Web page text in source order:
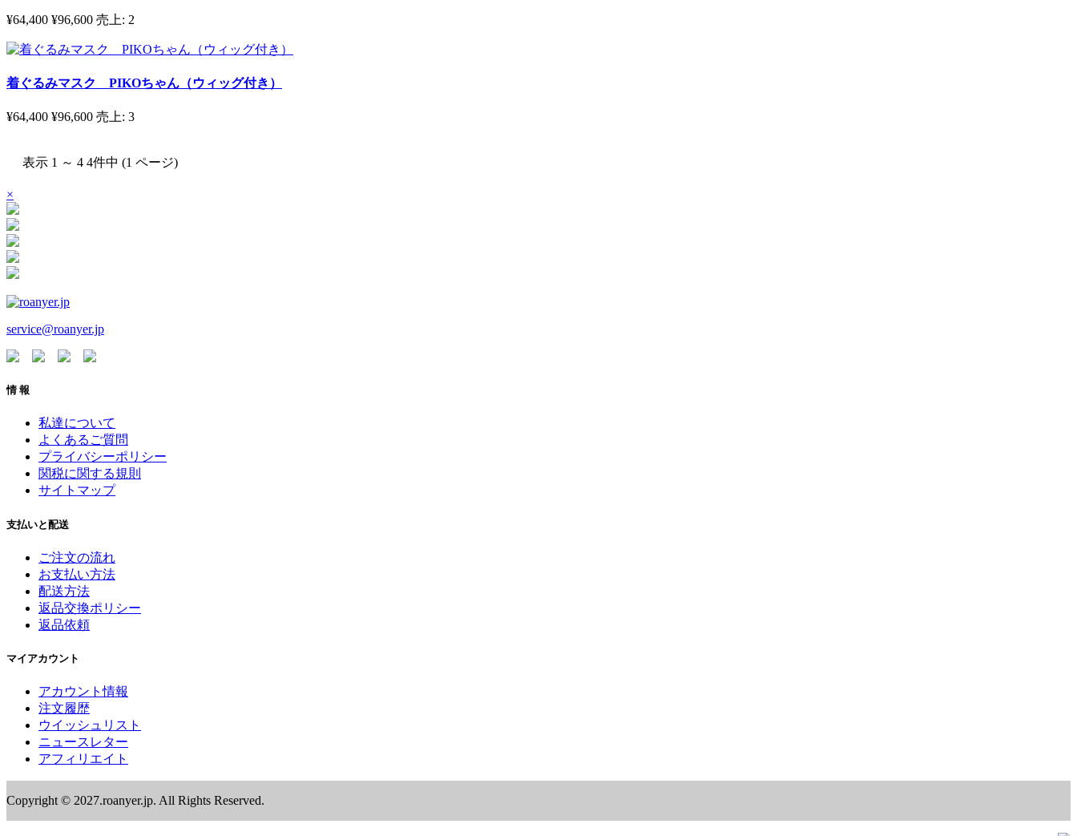
¥64,400 ¥96,600 売上: 2
着ぐるみマスク PIKOちゃん（ウィッグ付き）
¥64,400 ¥96,600 売上: 3
表示 1 ～ 4 4件中 (1 ページ)
×
service@roanyer.jp
情 報
私達について
よくあるご質問
プライバシーポリシー
関税に関する規則
サイトマップ
支払いと配送
ご注文の流れ
お支払い方法
配送方法
返品交換ポリシー
返品依頼
マイアカウント
アカウント情報
注文履歴
ウイッシュリスト
ニュースレター
アフィリエイト
Copyright © 2027.roanyer.jp. All Rights Reserved.